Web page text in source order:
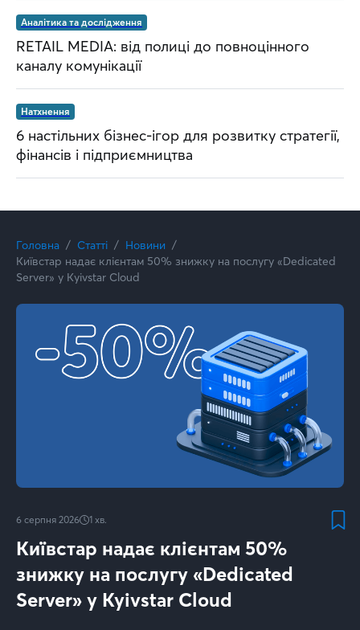
Аналітика та дослідження
RETAIL MEDIA: від полиці до повноцінного
каналу комунікації
Натхнення
6 настільних бізнес-ігор для розвитку стратегії,
фінансів і підприємництва
Головна Статті
Новини
Київстар надає клієнтам 50% знижку на послугу «Dedicated
Server» у Kyivstar Cloud
6 серпня 2026 1 хв.
Київстар надає клієнтам 50%
знижку на послугу «Dedicated
Server» у Kyivstar Cloud